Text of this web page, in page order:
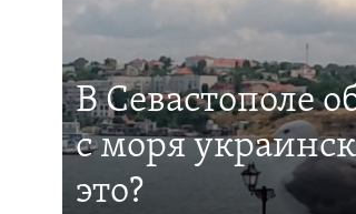
В Севастополе
с моря
это?